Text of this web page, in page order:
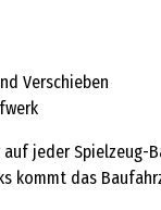
Verschieben
jeder
kommt das